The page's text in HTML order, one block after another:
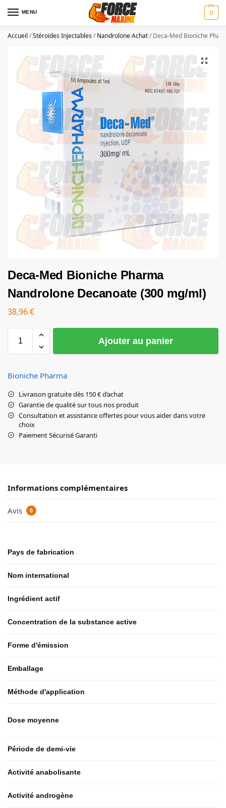
MENU 0
Accueil /Stéroïdes Injectables/Nandrolone Achat/Deca-Med Bioniche
Deca-Med Bioniche Pharma
Nandrolone Decanoate (300 mg/ml)
38,96€
Ajouter au panier
Bioniche Pharma
Livraison gratuite dès 150 € d’achat
Garantie de qualité sur tous nos produit
Consultation et assistance offertes pour vous aider dans votre
choix
Paiement Sécurisé Garanti
Informations complémentaires
Avis 0
Pays de fabrication
Nom international
Ingrédient actif
Concentration de la substance active
Forme d'émission
Emballage
Méthode d'application
Dose moyenne
Période de demi-vie
Activité anabolisante
Activité androgène